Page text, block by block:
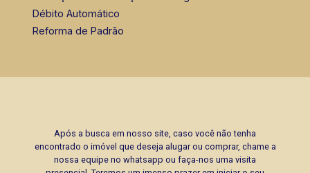
Seladora a vácuo e Selabem/ Freezer Midea/
Tanquinho Colormaq/ Máquina de lavar
Débito Automático
Reforma de Padrão
Após a busca em nosso site, caso você não tenha
encontrado o imóvel que deseja alugar ou comprar, chame a
nossa equipe no whatsapp ou faça-nos uma visita